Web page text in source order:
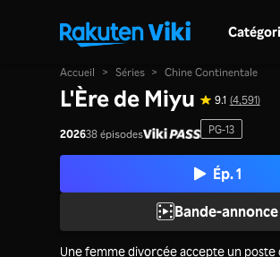
Accueil > Séries > Chine Continentale
L'Ère de Miyu 9.1 (4,591)
202638 épisodes PG-13
Ép. 1
Bande-annonce
Une femme divorcée accepte un